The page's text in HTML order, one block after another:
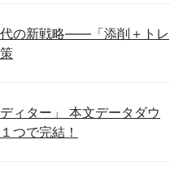
代の新戦略――「添削＋トレ
ィター」 本文データダウ
つで完結！